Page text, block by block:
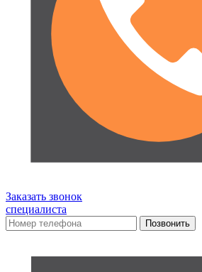
Заказать звонок
специалиста